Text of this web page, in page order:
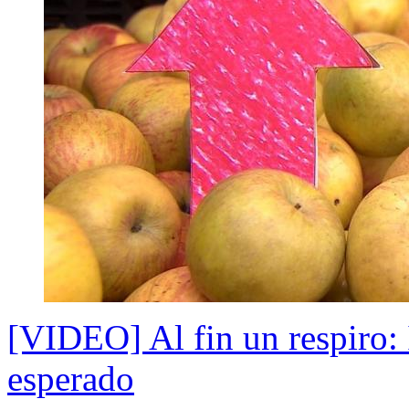
[VIDEO] Al fin un respiro:
esperado